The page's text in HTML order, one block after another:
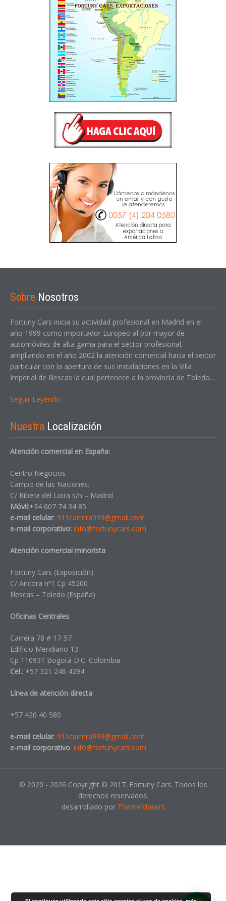
Sobre Nosotros
Fortuny Cars inicia su actividad profesional en Madrid en el
año 1999 como importador Europeo al por mayor de
automóviles de alta gama para el sector profesional,
ampliando en el año 2002 la atención comercial hacia el sector
particular con la apertura de sus instalaciones en la Villa
Imperial de Illescas la cual pertenece a la provincia de Toledo...
Seguir Leyendo
Nuestra Localización
Atención comercial en España:
Centro Negocios
Campo de las Naciones.
C/ Ribera del Loira s/n – Madrid
Móvil:+34 607 74 34 85
e-mail celular: 911carrera993@gmail.com
e-mail corporativo: info@fortunycars.com
Atención comercial minorista
Fortuny Cars (Exposición)
C/ Ancora nº1 Cp 45200
Illescas – Toledo (España)
Oficinas Centrales
Carrera 78 # 17-57
Edificio Meridiano 13
Cp 110931 Bogotá D.C. Colombia
Cel.: +57 321 246 4294
Línea de atención directa:
+57 420 40 580
e-mail celular: 911carrera993@gmail.com
e-mail corporativo: info@fortunycars.com
© 2020 - 2026 Copyright © 2017. Fortuny Cars. Todos los
derechos reservados.
desarrollado por ThemeMakers